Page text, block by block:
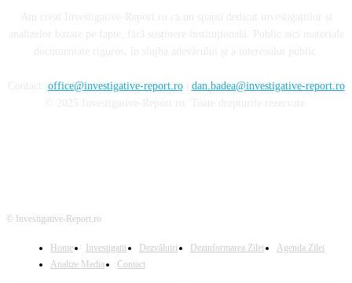
office@investigative-report.ro| dan.badea@investigative-report.ro
© Investigative-Report.ro
Home Investigatii Dezvăluiri Dezinformarea Zilei
Agenda Zilei
Analize Media
Contact